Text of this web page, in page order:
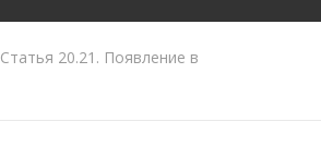
Статья 20.21. Появление в